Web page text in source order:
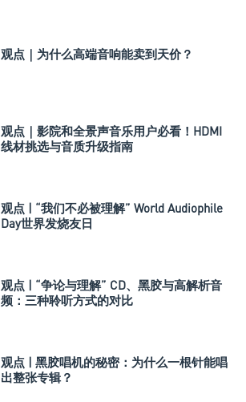
观点｜为什么高端音响能卖到天价？
观点｜影院和全景声音乐用户必看！HDMI
线材挑选与音质升级指南
观点 | “我们不必被理解” World Audiophile
Day世界发烧友日
观点 | “争论与理解” CD、黑胶与高解析音
频：三种聆听方式的对比
观点 | 黑胶唱机的秘密：为什么一根针能唱
出整张专辑？